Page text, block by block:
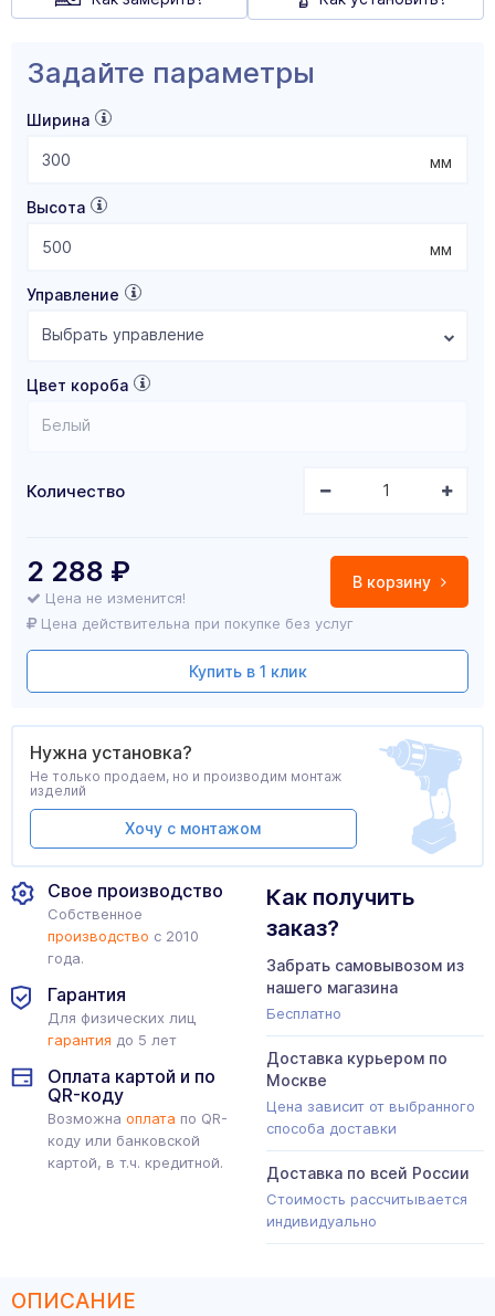
Задайте параметры
Ширина
мм
Высота
мм
Управление
Выбрать управление
Цвет короба
Белый
Количество
В корзину
2 288 ₽
Цена не изменится!
Цена действительна при покупке без услуг
Купить в 1 клик
Свое производство
Собственное
производство с 2010
года.
Гарантия
Для физических лиц
гарантия до 5 лет
Оплата картой и по
QR-коду
Возможна оплата по QR-
коду или банковской
картой, в т.ч. кредитной.
Как получить
заказ?
Забрать самовывозом из
нашего магазина
Бесплатно
Доставка курьером по
Москве
Цена зависит от выбранного
способа доставки
Доставка по всей России
Стоимость рассчитывается
индивидуально
Нужна установка?
Не только продаем, но и производим монтаж
изделий
Хочу с монтажом
ОПИСАНИЕ